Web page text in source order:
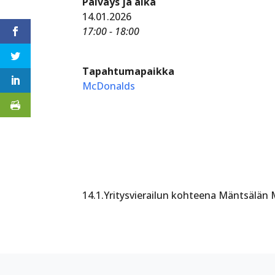
14.01.2026
17:00 - 18:00
Tapahtumapaikka
McDonalds
14.1.Yritysvierailun kohteena Mäntsälän